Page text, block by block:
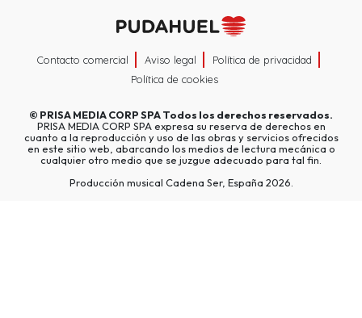
Contacto comercial Aviso legal
Política de privacidad
Política de cookies
© PRISA MEDIA CORP SPATodos los derechos reservados.
PRISA MEDIA CORP SPA expresa su reserva de derechos en
cuanto a la reproducción y uso de las obras y servicios ofrecidos
en este sitio web, abarcando los medios de lectura mecánica o
cualquier otro medio que se juzgue adecuado para tal fin.
Producción musical Cadena Ser, España 2026.